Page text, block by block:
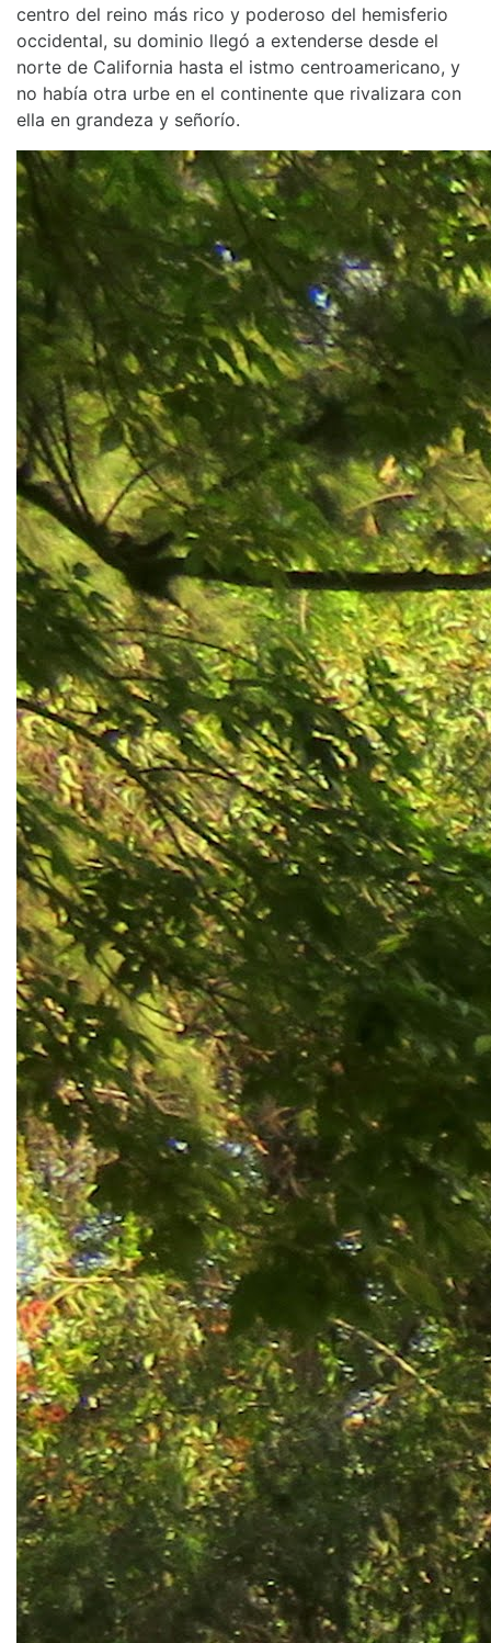
centro del reino más rico y poderoso del hemisferio
occidental, su dominio llegó a extenderse desde el
norte de California hasta el istmo centroamericano, y
no había otra urbe en el continente que rivalizara con
ella en grandeza y señorío.